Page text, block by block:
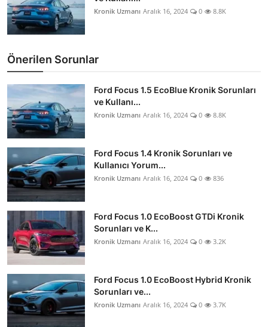
Kronik Uzmanı Aralık 16, 2024 0 8.8K
Önerilen Sorunlar
Ford Focus 1.5 EcoBlue Kronik Sorunları
ve Kullanı...
Kronik Uzmanı Aralık 16, 2024 0 8.8K
Ford Focus 1.4 Kronik Sorunları ve
Kullanıcı Yorum...
Kronik Uzmanı Aralık 16, 2024 0 836
Ford Focus 1.0 EcoBoost GTDi Kronik
Sorunları ve K...
Kronik Uzmanı Aralık 16, 2024 0 3.2K
Ford Focus 1.0 EcoBoost Hybrid Kronik
Sorunları ve...
Kronik Uzmanı Aralık 16, 2024 0 3.7K